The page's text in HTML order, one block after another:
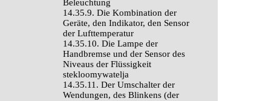
Beleuchtung
14.35.9. Die Kombination der
Geräte, den Indikator, den Sensor
der Lufttemperatur
14.35.10. Die Lampe der
Handbremse und der Sensor des
Niveaus der Flüssigkeit
stekloomywatelja
14.35.11. Der Umschalter der
Wendungen, des Blinkens (der